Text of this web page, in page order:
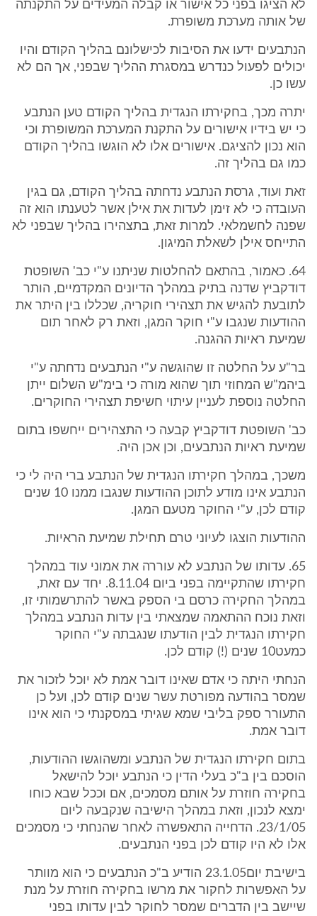
לא הציגו בפני כל אישור או קבלה המעידים על התקנתה
של אותה מערכת משופרת.
הנתבעים ידעו את הסיבות לכישלונם בהליך הקודם והיו
יכולים לפעול כנדרש במסגרת ההליך שבפני, אך הם לא
עשו כן.
יתרה מכך, בחקירתו הנגדית בהליך הקודם טען הנתבע
כי יש בידיו אישורים על התקנת המערכת המשופרת וכי
הוא נכון להציגם. אישורים אלו לא הוגשו בהליך הקודם
כמו גם בהליך זה.
זאת ועוד, גרסת הנתבע נדחתה בהליך הקודם, גם בגין
העובדה כי לא זימן לעדות את אילן אשר לטענתו הוא זה
שפנה לחשמלאי. למרות זאת, בתצהירו בהליך שבפני לא
התייחס אילן לשאלת המיגון.
64. כאמור, בהתאם להחלטות שניתנו ע"י כב' השופטת
דודקביץ שדנה בתיק במהלך הדיונים המקדמיים, הותר
לתובעת להגיש את תצהירי חוקריה, שכללו בין היתר את
ההודעות שנגבו ע"י חוקר המגן, וזאת רק לאחר תום
שמיעת ראיות ההגנה.
בר"ע על החלטה זו שהוגשה ע"י הנתבעים נדחתה ע"י
ביהמ"ש המחוזי תוך שהוא מורה כי בימ"ש השלום ייתן
החלטה נוספת לעניין עיתוי חשיפת תצהירי החוקרים.
כב' השופטת דודקביץ קבעה כי התצהירים ייחשפו בתום
שמיעת ראיות הנתבעים, וכן אכן היה.
משכך, במהלך חקירתו הנגדית של הנתבע ברי היה לי כי
הנתבע אינו מודע לתוכן ההודעות שנגבו ממנו 10 שנים
קודם לכן, ע"י החוקר מטעם המגן.
ההודעות הוצגו לעיוני טרם תחילת שמיעת הראיות.
65. עדותו של הנתבע לא עוררה את אמוני עוד במהלך
חקירתו שהתקיימה בפני ביום 8.11.04. יחד עם זאת,
במהלך החקירה כרסם בי הספק באשר להתרשמותי זו,
וזאת נוכח ההתאמה שמצאתי בין עדות הנתבע במהלך
חקירתו הנגדית לבין הודעתו שנגבתה ע"י החוקר
כמעט10 שנים (!) קודם לכן.
הנחתי היתה כי אדם שאינו דובר אמת לא יוכל לזכור את
שמסר בהודעה מפורטת עשר שנים קודם לכן, ועל כן
התעורר ספק בליבי שמא שגיתי במסקנתי כי הוא אינו
דובר אמת.
בתום חקירתו הנגדית של הנתבע ומשהוגשו ההודעות,
הוסכם בין ב"כ בעלי הדין כי הנתבע יוכל להישאל
בחקירה חוזרת על אותם מסמכים, אם וככל שבא כוחו
ימצא לנכון, וזאת במהלך הישיבה שנקבעה ליום
23/1/05. הדחייה התאפשרה לאחר שהנחתי כי מסמכים
אלו לא היו קודם לכן בפני הנתבעים.
בישיבת יום23.1.05 הודיע ב"כ הנתבעים כי הוא מוותר
על האפשרות לחקור את מרשו בחקירה חוזרת על מנת
שיישב בין הדברים שמסר לחוקר לבין עדותו בפני